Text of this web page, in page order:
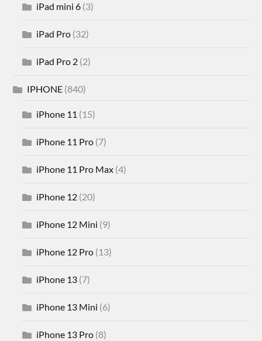
iPad mini 6 (3)
iPad Pro (32)
iPad Pro 2 (2)
IPHONE (840)
iPhone 11 (15)
iPhone 11 Pro (7)
iPhone 11 Pro Max (4)
iPhone 12 (20)
iPhone 12 Mini (9)
iPhone 12 Pro (13)
iPhone 13 (7)
iPhone 13 Mini (6)
iPhone 13 Pro (8)